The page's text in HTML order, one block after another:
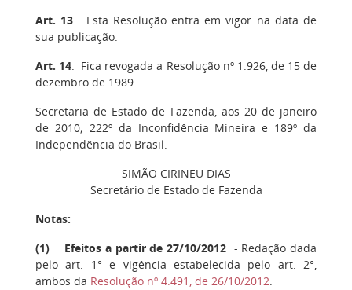
Art. 13. Esta Resolução entra em vigor na data de
sua publicação.
Art. 14. Fica revogada a Resolução nº 1.926, de 15 de
dezembro de 1989.
Secretaria de Estado de Fazenda, aos 20 de janeiro
de 2010; 222º da Inconfidência Mineira e 189º da
Independência do Brasil.
SIMÃO CIRINEU DIAS
Secretário de Estado de Fazenda
Notas:
(1) Efeitos a partir de 27/10/2012 - Redação dada
pelo art. 1° e vigência estabelecida pelo art. 2°,
ambos da Resolução nº 4.491, de 26/10/2012.